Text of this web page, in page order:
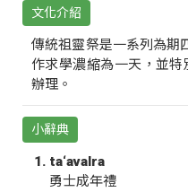
文化介紹
傳統祖靈祭是一系列為期
作求學濃縮為一天，並特
辦理。
小辭典
ta‘avalra
勇士成年禮